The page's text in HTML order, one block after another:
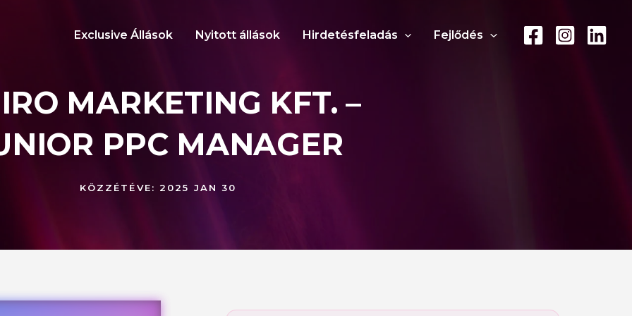
Exclusive Állások Nyitott állások Hirdetésfeladás Fejlődés
MARKETING KFT. –
PPC MANAGER
KÖZZÉTÉVE: 2025 JAN 30